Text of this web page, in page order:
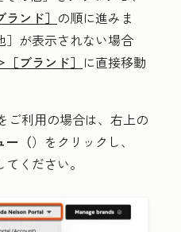
ランド］ の順に進みま
］が表示されない場合
［ブランド］ に直接移動
ご利用の場合は、右上の
ー（）をクリックし、
ください。